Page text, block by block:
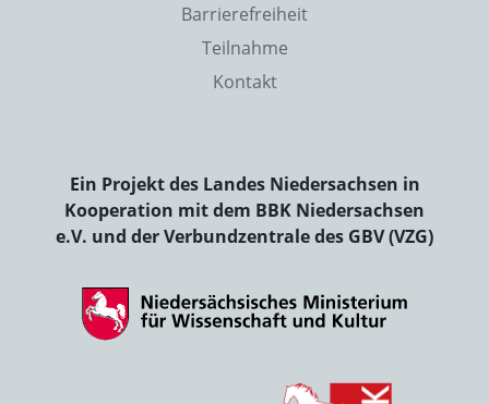
Barrierefreiheit
Teilnahme
Kontakt
Ein Projekt des Landes Niedersachsen in
Kooperation mit dem BBK Niedersachsen
e.V. und der Verbundzentrale des GBV (VZG)